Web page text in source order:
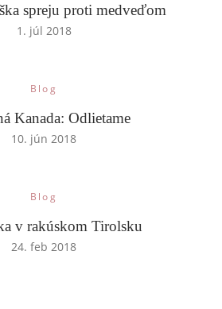
spreju proti medveďom
1. júl 2018
Blog
Kanada: Odlietame
10. jún 2018
Blog
v rakúskom Tirolsku
24. feb 2018